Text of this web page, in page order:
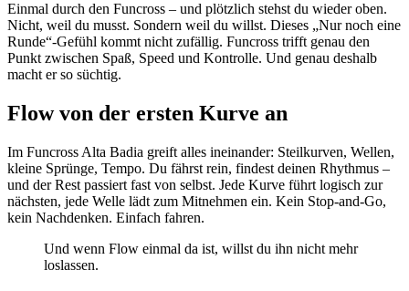
Einmal durch den Funcross – und plötzlich stehst du wieder oben.
Nicht, weil du musst. Sondern weil du willst. Dieses „Nur noch eine
Runde“-Gefühl kommt nicht zufällig. Funcross trifft genau den
Punkt zwischen Spaß, Speed und Kontrolle. Und genau deshalb
macht er so süchtig.
Flow von der ersten Kurve an
Im Funcross Alta Badia greift alles ineinander: Steilkurven, Wellen,
kleine Sprünge, Tempo. Du fährst rein, findest deinen Rhythmus –
und der Rest passiert fast von selbst. Jede Kurve führt logisch zur
nächsten, jede Welle lädt zum Mitnehmen ein. Kein Stop-and-Go,
kein Nachdenken. Einfach fahren.
Und wenn Flow einmal da ist, willst du ihn nicht mehr
loslassen.